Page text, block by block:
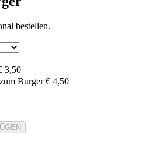
bestellen.
3,50
Burger€ 4,50